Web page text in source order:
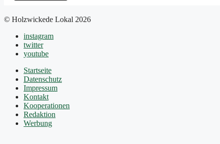
© Holzwickede Lokal 2026
instagram
twitter
youtube
Startseite
Datenschutz
Impressum
Kontakt
Kooperationen
Redaktion
Werbung